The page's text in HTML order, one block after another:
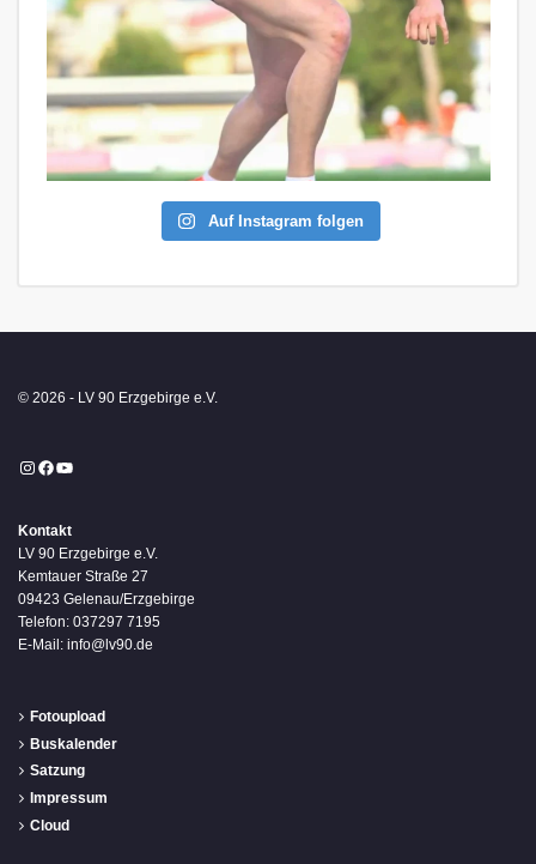
Auf Instagram folgen
© 2026 - LV 90 Erzgebirge e.V.
Instagram
Facebook
YouTube
Kontakt
LV 90 Erzgebirge e.V.
Kemtauer Straße 27
09423 Gelenau/Erzgebirge
Telefon: 037297 7195
E-Mail: info@lv90.de
Fotoupload
Buskalender
Satzung
Impressum
Cloud